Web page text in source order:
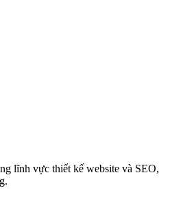
lĩnh vực thiết kế website và SEO,